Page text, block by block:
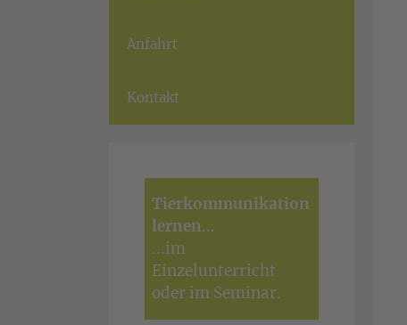
Anfahrt
Kontakt
Tierkommunikation
lernen...
...im
Einzelunterricht
oder im Seminar.